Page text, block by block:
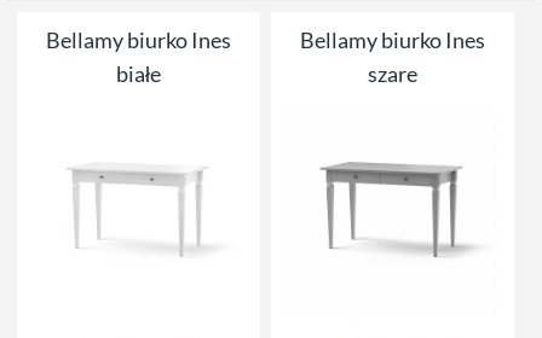
Bellamy biurko Ines
białe
Bellamy biurko Ines
szare